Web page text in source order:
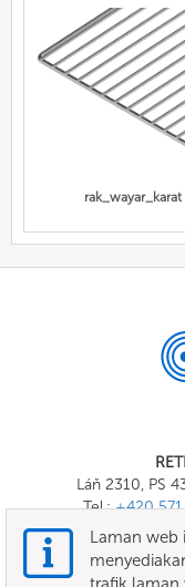
rak_wayar_karat
Láň 2310, PS
Tel.:+420
E-mail:
Laman web